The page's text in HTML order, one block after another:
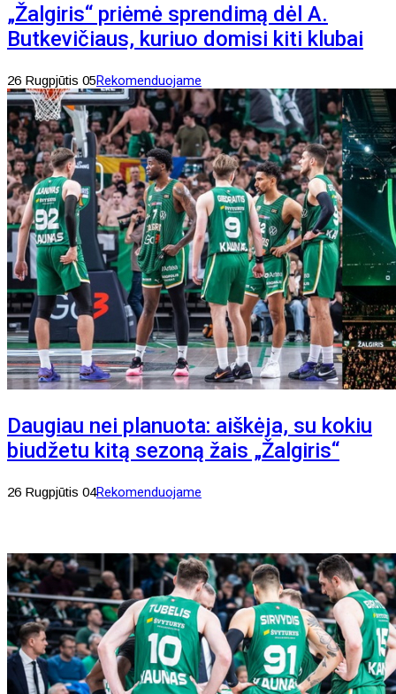
„Žalgiris“ priėmė sprendimą dėl A.
Butkevičiaus, kuriuo domisi kiti klubai
26 Rugpjūtis 05Rekomenduojame
Daugiau nei planuota: aiškėja, su kokiu
biudžetu kitą sezoną žais „Žalgiris“
26 Rugpjūtis 04Rekomenduojame